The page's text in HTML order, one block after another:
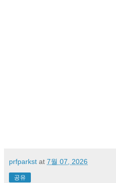
prfparkst at 7월 07, 2026
공유